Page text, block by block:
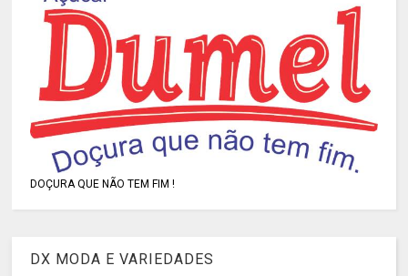
DOÇURA QUE NÃO TEM FIM !
DX MODA E VARIEDADES